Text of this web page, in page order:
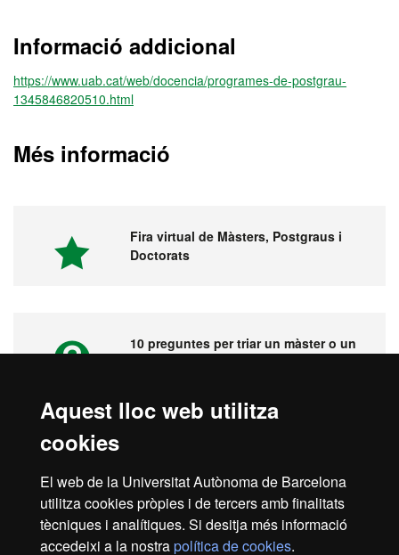
Aquest lloc web utilitza
cookies
El web de la Universitat Autònoma de Barcelona
utilitza cookies pròpies i de tercers amb finalitats
tècniques i analítiques. Si desitja més informació
accedeixi a la nostrapolítica de cookies.
Informació addicional
https://www.uab.cat/web/docencia/programes-de-postgrau-
1345846820510.html
Més informació
Fira virtual de Màsters, Postgraus i
Doctorats
10 preguntes per triar un màster o un